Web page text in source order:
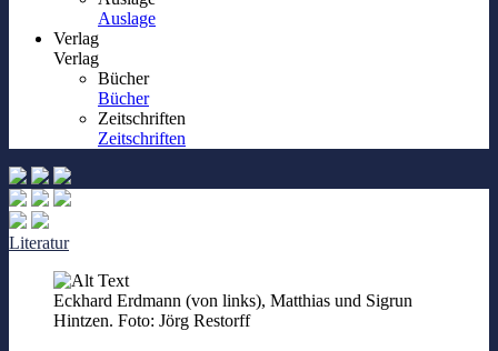
Auslage
Verlag
Verlag
Bücher
Bücher
Zeitschriften
Zeitschriften
Literatur
Eckhard Erdmann (von links), Matthias und Sigrun
Hintzen. Foto: Jörg Restorff